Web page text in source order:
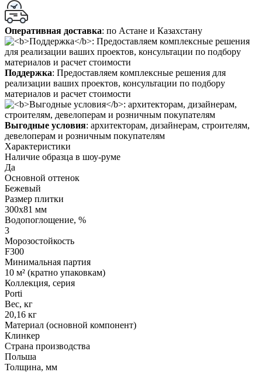
Оперативная доставка: по Астане и Казахстану
Поддержка: Предоставляем комплексные решения для
реализации ваших проектов, консультации по подбору
материалов и расчет стоимости
Выгодные условия: архитекторам, дизайнерам, строителям,
девелоперам и розничным покупателям
Характеристики
Наличие образца в шоу-руме
Да
Основной оттенок
Бежевый
Размер плитки
300х81 мм
Водопоглощение, %
3
Морозостойкость
F300
Минимальная партия
10 м² (кратно упаковкам)
Коллекция, серия
Porti
Вес, кг
20,16 кг
Материал (основной компонент)
Клинкер
Страна производства
Польша
Толщина, мм